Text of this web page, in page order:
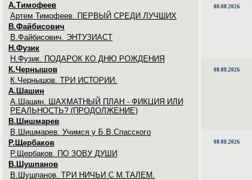
А.Тимофеев
Артем Тимофеев. ПЕРВЫЙ СРЕДИ ЛУЧШИХ
В.Файбисович
В.Файбисович. ЭНТУЗИАСТ
Н.Фузик
Н.Фузик. ПОДАРОК КО ДНЮ РОЖДЕНИЯ
К.Чернышов
К.Чернышов. ТРИ ИСТОРИИ.
А.Шашин
А.Шашин. ШАХМАТНЫЙ ПЛАН - ФИКЦИЯ ИЛИ
РЕАЛЬНОСТЬ? (ПРОДОЛЖЕНИЕ)
В.Шишмарев
В.Шишмарев. Учимся у Б.В.Спасского
Р.Щербаков
Р.Щербаков. ПО ЗОВУ ДУШИ
В.Шушпанов
В.Шушпанов. ТРИ НИЧЬИ С М.ТАЛЕМ.
08.08.2026
08.08.2026
08.08.2026